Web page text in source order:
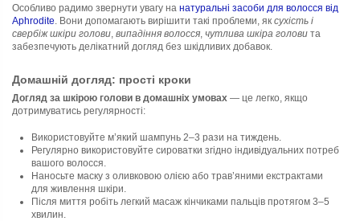
Особливо радимо звернути увагу на натуральні засоби для волосся від
Aphrodite. Вони допомагають вирішити такі проблеми, як сухість і
свербіж шкіри голови, випадіння волосся, чутлива шкіра голови та
забезпечують делікатний догляд без шкідливих добавок.
Домашній догляд: прості кроки
Догляд за шкірою голови в домашніх умовах — це легко, якщо
дотримуватись регулярності:
Використовуйте м’який шампунь 2–3 рази на тиждень.
Регулярно використовуйте сироватки згідно індивідуальних потреб
вашого волосся.
Наносьте маску з оливковою олією або трав’яними екстрактами
для живлення шкіри.
Після миття робіть легкий масаж кінчиками пальців протягом 3–5
хвилин.